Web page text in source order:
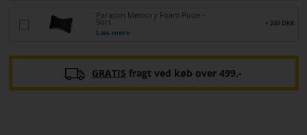
Paracon Memory Foam Pude -
Sort
Læs mere
+ 249 DKK
GRATIS fragt ved køb over 499,-